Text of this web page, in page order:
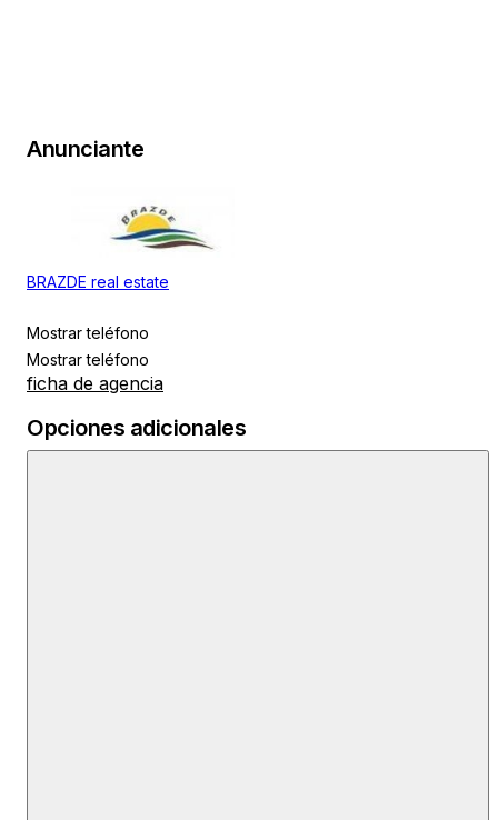
Anunciante
BRAZDE real estate
Mostrar teléfono
Mostrar teléfono
ficha de agencia
Opciones adicionales